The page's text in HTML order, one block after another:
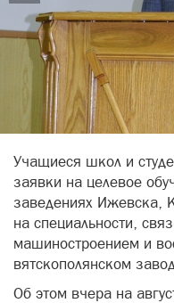
Учащиеся школ и
заявки на целевое
заведениях Ижевска,
на специальности,
машиностроением и
вятскополянском
Об этом вчера на